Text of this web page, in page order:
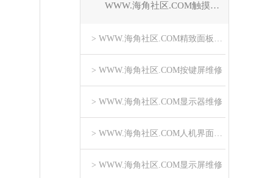
WWW.海角社区.COM触摸屏维修
> WWW.海角社区.COM精致面板维修
> WWW.海角社区.COM按键屏维修
> WWW.海角社区.COM显示器维修
> WWW.海角社区.COM人机界面维修
> WWW.海角社区.COM显示屏维修